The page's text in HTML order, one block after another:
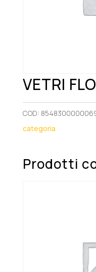
VETRI
COD:
categoria
Prodotti